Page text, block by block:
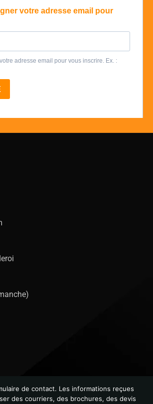
de contact. Les informations reçues
des courriers, des brochures, des devis